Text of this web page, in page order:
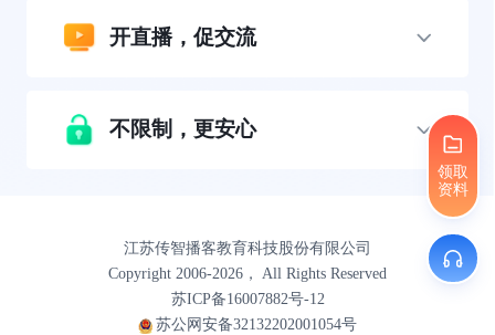
领取
资料
开直播，促交流
不限制，更安心
江苏传智播客教育科技股份有限公司
Copyright 2006-2026， All Rights Reserved
苏ICP备16007882号-12
苏公网安备32132202001054号